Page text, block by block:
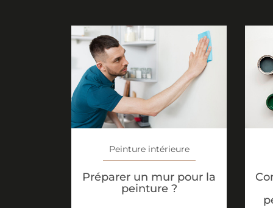
Peinture intérieure
Préparer un mur pour la
peinture ?